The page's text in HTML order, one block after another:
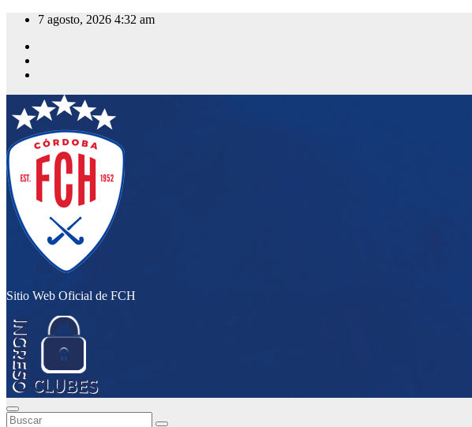
Saltar
contenido
7 agosto, 2026 4:32 am
Sitio Web Oficial de FCH